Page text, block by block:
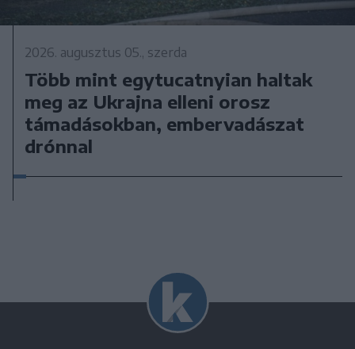
2026. augusztus 05., szerda
Több mint egytucatnyian haltak
meg az Ukrajna elleni orosz
támadásokban, embervadászat
drónnal